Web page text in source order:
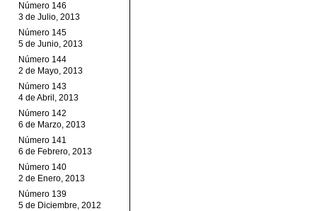
Número 146
3 de Julio, 2013
Número 145
5 de Junio, 2013
Número 144
2 de Mayo, 2013
Número 143
4 de Abril, 2013
Número 142
6 de Marzo, 2013
Número 141
6 de Febrero, 2013
Número 140
2 de Enero, 2013
Número 139
5 de Diciembre, 2012